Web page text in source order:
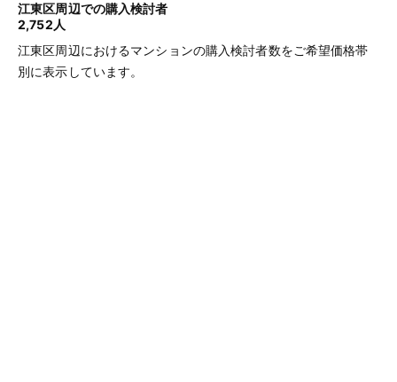
江東区周辺での購入検討者
2,752人
江東区周辺におけるマンションの購入検討者数をご希望価格帯
別に表示しています。